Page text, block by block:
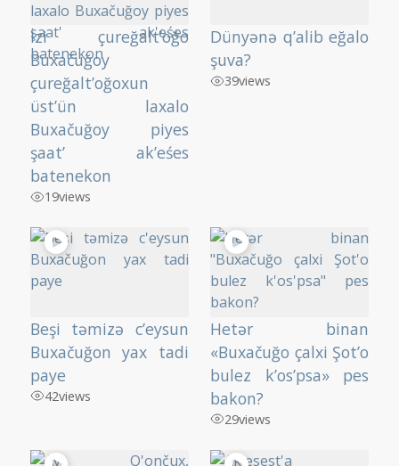
İzi çureğalt’oğo
Buxačuğoy
çureğalt’oğoxun
üst’ün laxalo
Buxačuğoy piyes
şaat’ ak’eśes
batenekon
19views
Dünyənə q’alib eğalo
şuva?
39views
Beşi təmizə c’eysun
Buxačuğon yax tadi
paye
42views
Hetər binan
«Buxačuğo çalxi Şot’o
bulez k’os’psa» pes
bakon?
29views